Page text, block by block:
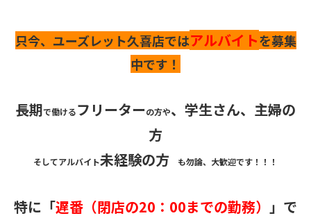
只今、ユーズレット久喜店ではアルバイトを募集
中です！
長期で働けるフリーターの方や、 学生さん、主婦の
方
そしてアルバイト未経験の方 も勿論、大歓迎です！！！
特に「遅番（閉店の20：00までの勤務） 」で